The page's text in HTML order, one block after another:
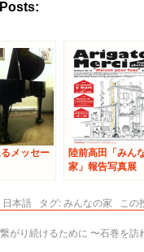
メッセー
陸前高田「みん
家」報告写真展
日本語 タグ:みんなの家 この
がり続けるために 〜石巻を訪